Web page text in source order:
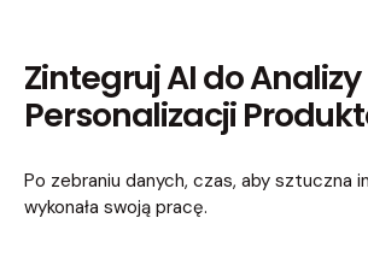
Zintegruj AI do
Personalizacji
Po zebraniu danych, czas, aby sztuczna
wykonała swoją pracę.